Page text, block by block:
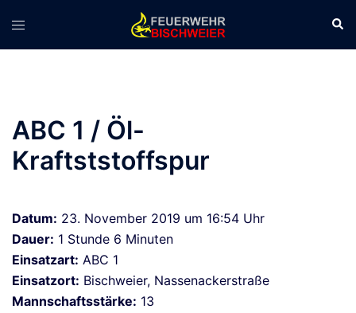
Inhalt
springen
Menü
ABC 1 / Öl-
Kraftststoffspur
Datum: 23. November 2019 um 16:54 Uhr
Dauer: 1 Stunde 6 Minuten
Einsatzart: ABC 1
Einsatzort: Bischweier, Nassenackerstraße
Mannschaftsstärke: 13